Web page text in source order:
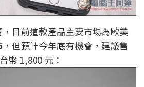
目前這款產品主要市場為歐美
但預計今年底有機會，建議售
幣 1,800 元：